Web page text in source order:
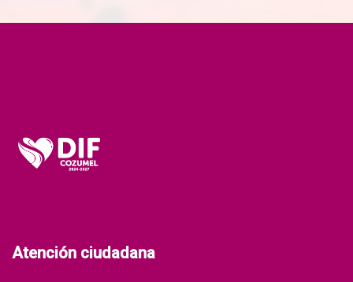
Atención ciudadana